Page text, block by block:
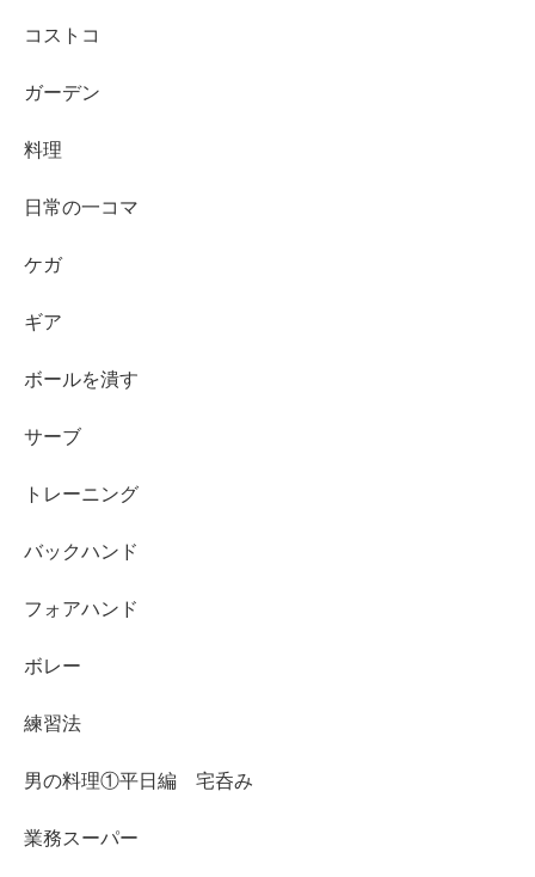
コストコ
ガーデン
料理
日常の一コマ
ケガ
ギア
ボールを潰す
サーブ
トレーニング
バックハンド
フォアハンド
ボレー
練習法
男の料理①平日編 宅呑み
業務スーパー